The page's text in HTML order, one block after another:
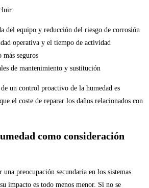
del equipo y reducción del riesgo de corrosión
operativa y el tiempo de actividad
más seguros
de mantenimiento y sustitución
un control proactivo de la humedad es
el coste de reparar los daños relacionados con
como consideración
una preocupación secundaria en los sistemas
impacto es todo menos menor. Si no se